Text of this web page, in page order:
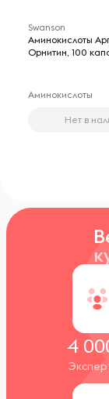
Swanson
Аминокислоты
Орнитин, 100
Аминокислоты
Нет в
4